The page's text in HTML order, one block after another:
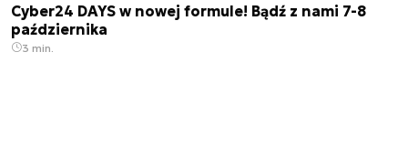
Cyber24 DAYS w nowej formule! Bądź z nami 7-8
października
3 min.